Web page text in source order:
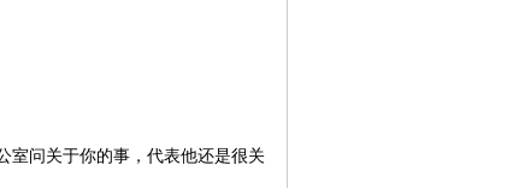
室问关于你的事，代表他还是很关